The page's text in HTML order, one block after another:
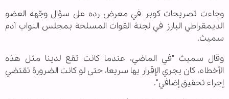
وجاءت تصريحات كوبر في معرض رده على سؤال وجّهه العضو
الديمقراطي البارز في لجنة القوات المسلحة بمجلس النواب آدم
سميث.
وقال سميث "في الماضي، عندما كانت تقع لدينا مثل هذه
الأخطاء، كان يجري الإقرار بها سريعا، حتى لو كانت الضرورة تقتضي
إجراء تحقيق إضافي".